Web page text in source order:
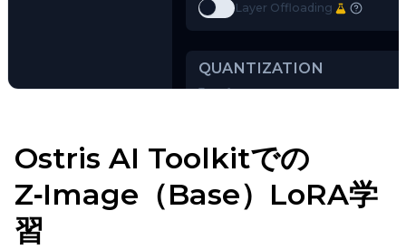
Use a Hugging Face repo ID (e.g.
ToggleLow VRAM
Low VRAM
QUANTIZATION
Transformer
Ostris AI Toolkitでの
Z‑Image（Base）LoRA学
習